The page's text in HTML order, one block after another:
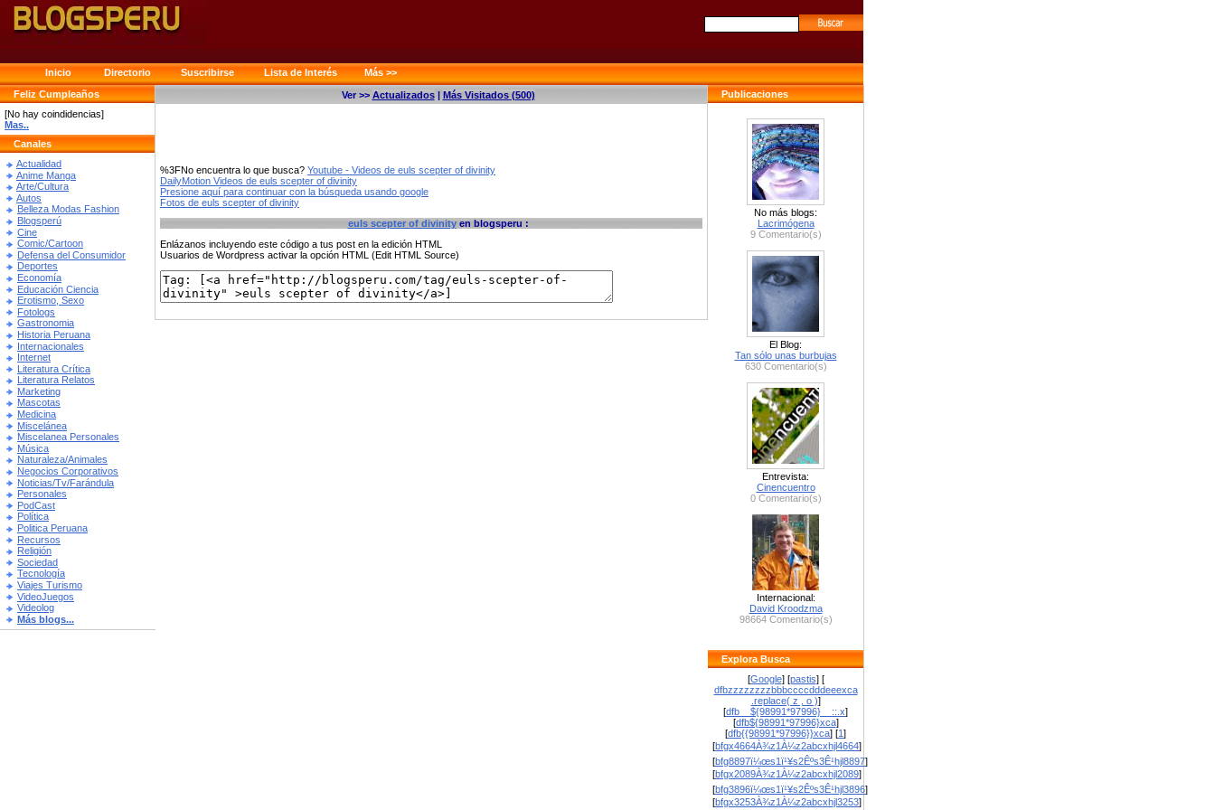
Inicio Directorio Suscribirse Lista de Interés
Más >>
Feliz Cumpleaños
[No hay coindidencias]
Mas..
Canales
Actualidad
Anime Manga
Arte/Cultura
Autos
Belleza Modas Fashion
Blogsperú
Cine
Comic/Cartoon
Defensa del Consumidor
Deportes
Economía
Educación Ciencia
Erotismo, Sexo
Fotologs
Gastronomia
Historia Peruana
Internacionales
Internet
Literatura Crítica
Literatura Relatos
Marketing
Mascotas
Medicina
Miscelánea
Miscelanea Personales
Música
Naturaleza/Animales
Negocios Corporativos
Noticias/Tv/Farándula
Personales
PodCast
Política
Politica Peruana
Recursos
Religión
Sociedad
Tecnología
Viajes Turismo
VideoJuegos
Videolog
Más blogs...
Publicaciones
No más blogs:
Lacrimógena
9 Comentario(s)
El Blog:
Tan sólo unas burbujas
630 Comentario(s)
Entrevista:
Cinencuentro
0 Comentario(s)
Internacional:
David Kroodzma
98664 Comentario(s)
Explora Busca
[Google] [pastis] [
dfbzzzzzzzzbbbccccdddeeexca
.replace( z , o )]
[dfb__${98991*97996}__::.x]
[dfb${98991*97996}xca]
[dfb{{98991*97996}}xca] [1]
[bfgx4664À¾z1À¼z2abcxhjl4664]
[bfg8897ï¼œs1ï¹¥s2Êºs3Ê¹hjl8897]
[bfgx2089À¾z1À¼z2abcxhjl2089]
[bfg3896ï¼œs1ï¹¥s2Êºs3Ê¹hjl3896]
[bfgx3253À¾z1À¼z2abcxhjl3253]
Ver >> Actualizados| Más Visitados (500)
%3FNo encuentra lo que busca? Youtube - Videos de euls scepter of divinity
DailyMotion Videos de euls scepter of divinity
Presione aquí para continuar con la búsqueda usando google
Fotos de euls scepter of divinity
euls scepter of divinityen blogsperu :
Enlázanos incluyendo este código a tus post en la edición HTML
Usuarios de Wordpress activar la opción HTML (Edit HTML Source)